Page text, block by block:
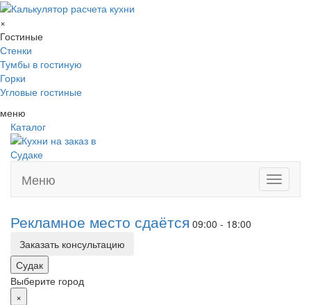
×
Гостиные
Стенки
Тумбы в гостиную
Горки
Угловые гостиные
меню
Каталог
Toggle
Меню
Рекламное место сдаётся 09:00 - 18:00
Заказать консультацию
Судак
Выберите город
×